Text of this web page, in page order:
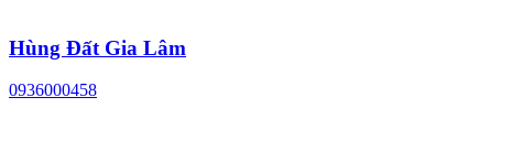
Hùng Đất Gia Lâm
0936000458